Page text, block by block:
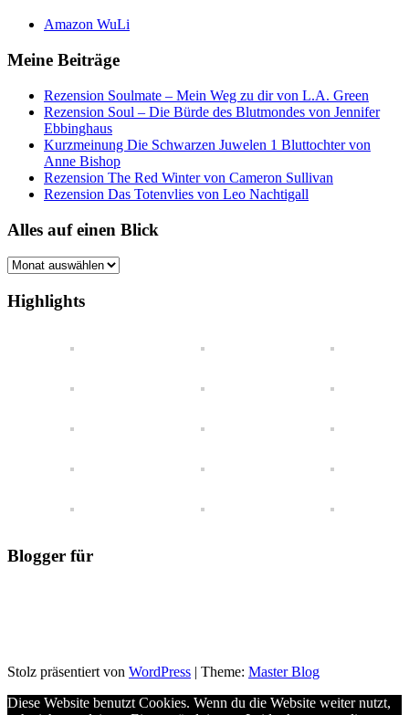
Amazon WuLi
Meine Beiträge
Rezension Soulmate – Mein Weg zu dir von L.A. Green
Rezension Soul – Die Bürde des Blutmondes von Jennifer
Ebbinghaus
Kurzmeinung Die Schwarzen Juwelen 1 Bluttochter von
Anne Bishop
Rezension The Red Winter von Cameron Sullivan
Rezension Das Totenvlies von Leo Nachtigall
Alles auf einen Blick
Alles
einen
Blick
Highlights
Blogger für
Stolz präsentiert von WordPress | Theme: Master Blog
Diese Website benutzt Cookies. Wenn du die Website weiter nutzt,